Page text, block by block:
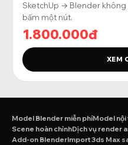
SketchUp → Blender không
bấm một nút.
1.800.000đ
XEM
Model Blender miễn phíModel nội
Scene hoàn chỉnhDịch vụ render
Add-on BlenderImport 3ds Max